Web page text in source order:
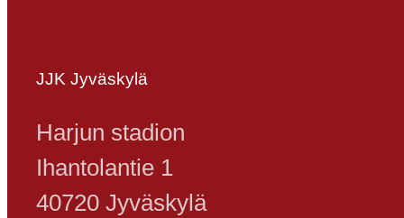
JJK Jyväskylä
Harjun stadion
Ihantolantie 1
40720 Jyväskylä